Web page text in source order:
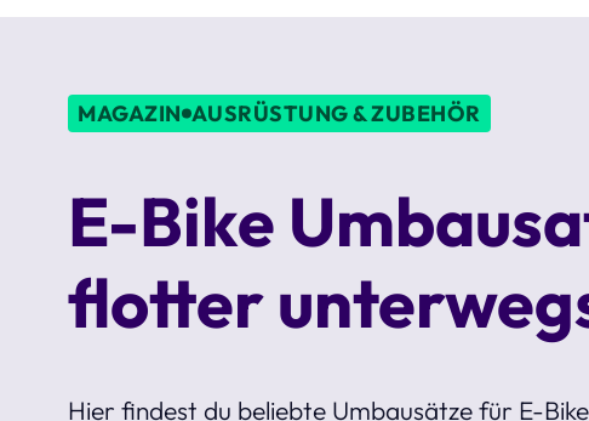
MAGAZIN AUSRÜSTUNG & ZUBEHÖR
E-Bike
flotter
Hier findest du beliebte Umbausätze für E-